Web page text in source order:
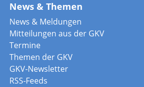
News & Themen
News & Meldungen
Mitteilungen aus der GKV
Termine
Themen der GKV
GKV-Newsletter
RSS-Feeds